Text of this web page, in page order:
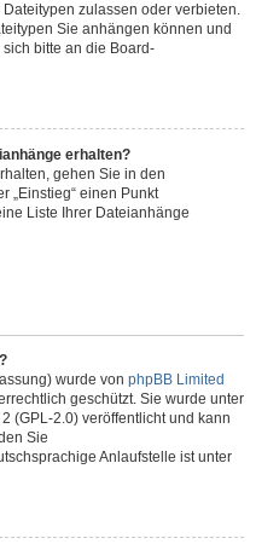
zulassen oder verbieten.
Sie anhängen können und
bitte an die Board-
erhalten?
gehen Sie in den
„Einstieg“ einen Punkt
Liste Ihrer Dateianhänge
wurde von phpBB Limited
geschützt. Sie wurde unter
(GPL-2.0) veröffentlicht und kann
Sie
Anlaufstelle ist unter